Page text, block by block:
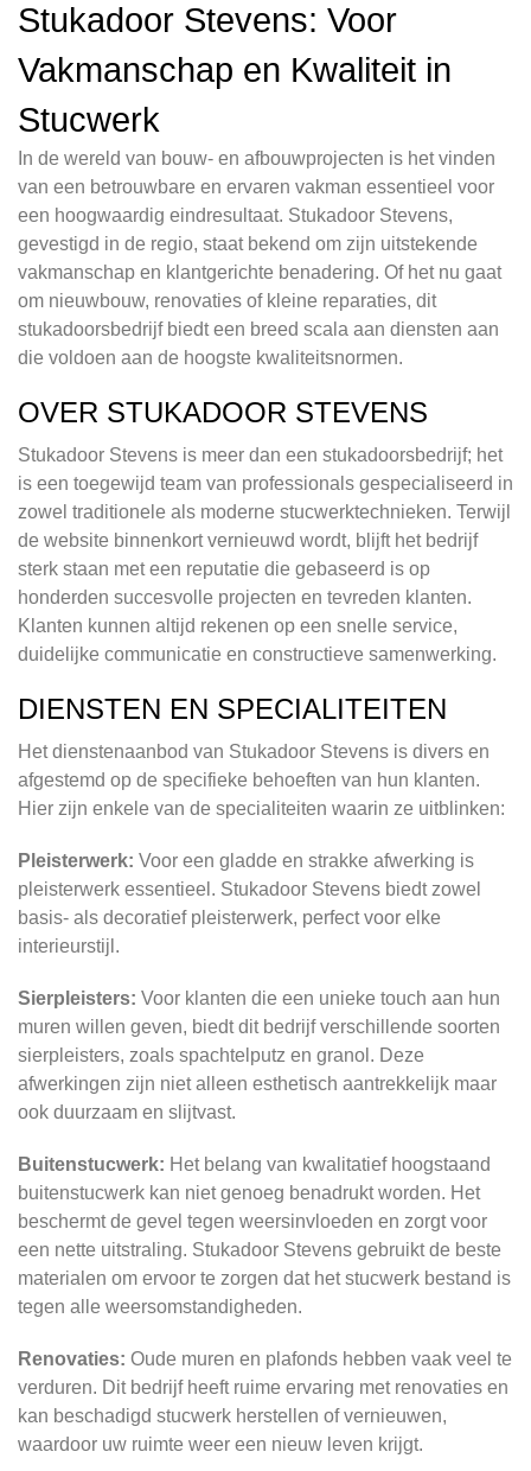
Stukadoor Stevens: Voor
Vakmanschap en Kwaliteit in
Stucwerk
In de wereld van bouw- en afbouwprojecten is het vinden
van een betrouwbare en ervaren vakman essentieel voor
een hoogwaardig eindresultaat. Stukadoor Stevens,
gevestigd in de regio, staat bekend om zijn uitstekende
vakmanschap en klantgerichte benadering. Of het nu gaat
om nieuwbouw, renovaties of kleine reparaties, dit
stukadoorsbedrijf biedt een breed scala aan diensten aan
die voldoen aan de hoogste kwaliteitsnormen.
OVER STUKADOOR STEVENS
Stukadoor Stevens is meer dan een stukadoorsbedrijf; het
is een toegewijd team van professionals gespecialiseerd in
zowel traditionele als moderne stucwerktechnieken. Terwijl
de website binnenkort vernieuwd wordt, blijft het bedrijf
sterk staan met een reputatie die gebaseerd is op
honderden succesvolle projecten en tevreden klanten.
Klanten kunnen altijd rekenen op een snelle service,
duidelijke communicatie en constructieve samenwerking.
DIENSTEN EN SPECIALITEITEN
Het dienstenaanbod van Stukadoor Stevens is divers en
afgestemd op de specifieke behoeften van hun klanten.
Hier zijn enkele van de specialiteiten waarin ze uitblinken:
Pleisterwerk: Voor een gladde en strakke afwerking is
pleisterwerk essentieel. Stukadoor Stevens biedt zowel
basis- als decoratief pleisterwerk, perfect voor elke
interieurstijl.
Sierpleisters: Voor klanten die een unieke touch aan hun
muren willen geven, biedt dit bedrijf verschillende soorten
sierpleisters, zoals spachtelputz en granol. Deze
afwerkingen zijn niet alleen esthetisch aantrekkelijk maar
ook duurzaam en slijtvast.
Buitenstucwerk: Het belang van kwalitatief hoogstaand
buitenstucwerk kan niet genoeg benadrukt worden. Het
beschermt de gevel tegen weersinvloeden en zorgt voor
een nette uitstraling. Stukadoor Stevens gebruikt de beste
materialen om ervoor te zorgen dat het stucwerk bestand is
tegen alle weersomstandigheden.
Renovaties: Oude muren en plafonds hebben vaak veel te
verduren. Dit bedrijf heeft ruime ervaring met renovaties en
kan beschadigd stucwerk herstellen of vernieuwen,
waardoor uw ruimte weer een nieuw leven krijgt.